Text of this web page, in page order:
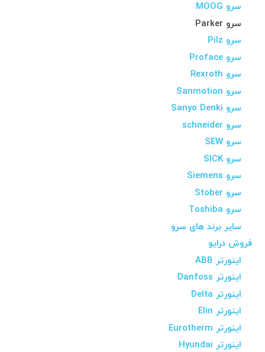
سرو MOOG
سرو Parker
سرو Pilz
سرو Proface
سرو Rexroth
سرو Sanmotion
سرو Sanyo Denki
سرو schneider
سرو SEW
سرو SICK
سرو Siemens
سرو Stober
سرو Toshiba
سایر برند های سرو
فروش درایو
اینورتر ABB
اینورتر Danfoss
اینورتر Delta
اینورتر Elin
اینورتر Eurotherm
اینورتر Hyundai